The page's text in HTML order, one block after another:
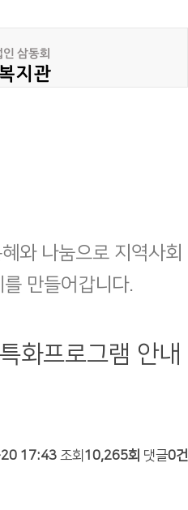
와 나눔으로 지역사회
만들어갑니다.
화프로그램 안내
17:43 조회 10,265회 댓글0건